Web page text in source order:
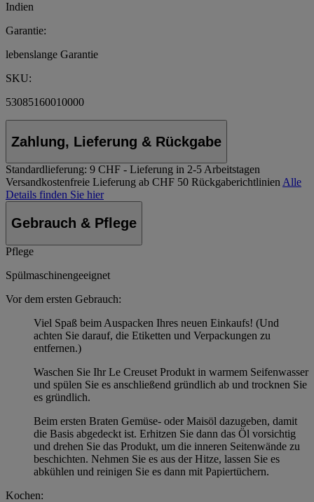
Indien
Garantie:
lebenslange Garantie
SKU:
53085160010000
Zahlung, Lieferung & Rückgabe
Standardlieferung: 9 CHF - Lieferung in 2-5 Arbeitstagen
Versandkostenfreie Lieferung ab CHF 50 Rückgaberichtlinien Alle
Details finden Sie hier
Gebrauch & Pflege
Pflege
Spülmaschinengeeignet
Vor dem ersten Gebrauch:
Viel Spaß beim Auspacken Ihres neuen Einkaufs! (Und
achten Sie darauf, die Etiketten und Verpackungen zu
entfernen.)
Waschen Sie Ihr Le Creuset Produkt in warmem Seifenwasser
und spülen Sie es anschließend gründlich ab und trocknen Sie
es gründlich.
Beim ersten Braten Gemüse- oder Maisöl dazugeben, damit
die Basis abgedeckt ist. Erhitzen Sie dann das Öl vorsichtig
und drehen Sie das Produkt, um die inneren Seitenwände zu
beschichten. Nehmen Sie es aus der Hitze, lassen Sie es
abkühlen und reinigen Sie es dann mit Papiertüchern.
Kochen: